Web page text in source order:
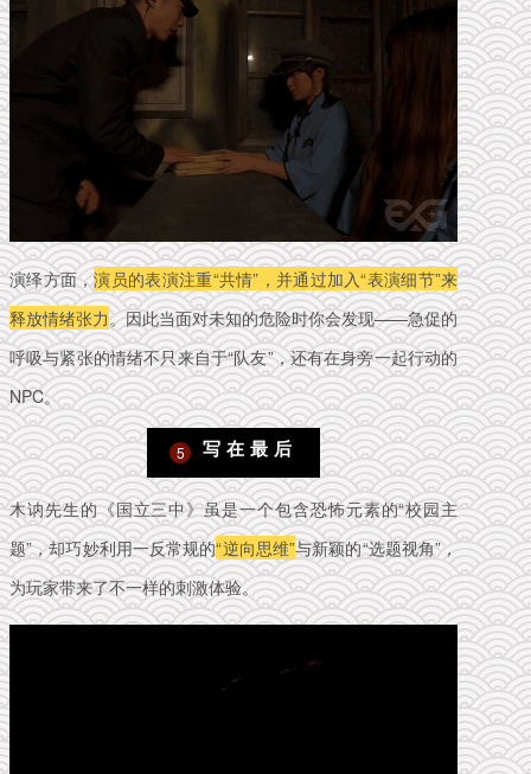
演绎方面，演员的表演注重“共情”，并通过加入“表演细节”来
释放情绪张力。因此当面对未知的危险时你会发现——急促的
呼吸与紧张的情绪不只来自于“队友”，还有在身旁一起行动的
NPC。
5 写 在 最 后
木讷先生的《国立三中》虽是一个包含恐怖元素的“校园主
题”，却巧妙利用一反常规的“逆向思维”与新颖的“选题视角”，
为玩家带来了不一样的刺激体验。